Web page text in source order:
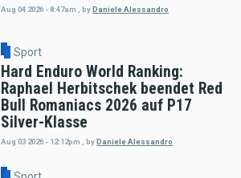
Aug 04 2026 - 8:47am byDaniele Alessandro
Sport
Hard Enduro World Ranking:
Raphael Herbitschek beendet Red
Bull Romaniacs 2026 auf P17
Silver-Klasse
Aug 03 2026 - 12:12pm byDaniele Alessandro